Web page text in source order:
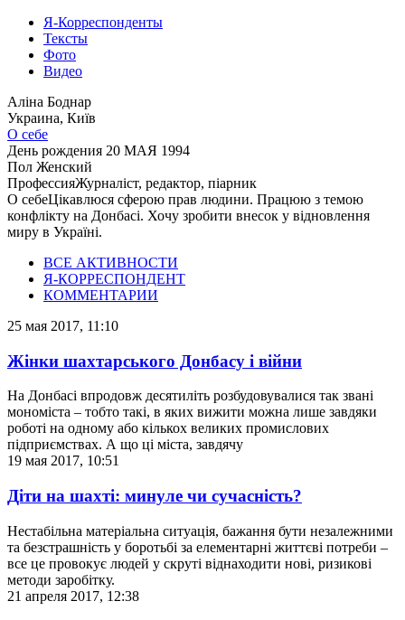
Я-Корреспонденты
Тексты
Фото
Видео
Аліна Боднар
Украина, Київ
О себе
День рождения 20 МАЯ 1994
Пол Женский
ПрофессияЖурналіст, редактор, піарник
О себеЦікавлюся сферою прав людини. Працюю з темою
конфлікту на Донбасі. Хочу зробити внесок у відновлення
миру в Україні.
ВСЕ АКТИВНОСТИ
Я-КОРРЕСПОНДЕНТ
КОММЕНТАРИИ
25 мая 2017, 11:10
Жінки шахтарського Донбасу і війни
На Донбасі впродовж десятиліть розбудовувалися так звані
мономіста – тобто такі, в яких вижити можна лише завдяки
роботі на одному або кількох великих промислових
підприємствах. А що ці міста, завдячу
19 мая 2017, 10:51
Діти на шахті: минуле чи сучасність?
Нестабільна матеріальна ситуація, бажання бути незалежними
та безстрашність у боротьбі за елементарні життєві потреби –
все це провокує людей у скруті віднаходити нові, ризикові
методи заробітку.
21 апреля 2017, 12:38